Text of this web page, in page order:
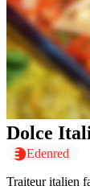
Dolce
Edenred
Traiteur italien